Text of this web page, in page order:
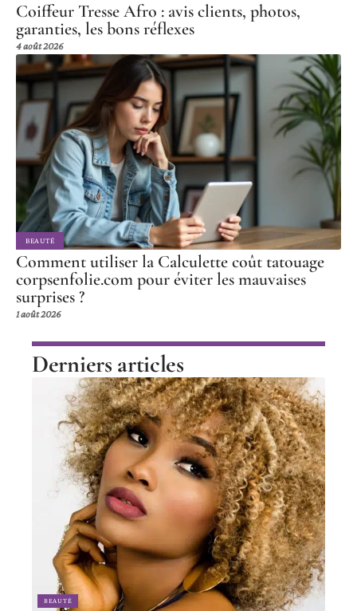
Coiffeur Tresse Afro : avis clients, photos,
garanties, les bons réflexes
4 août 2026
BEAUTÉ
Comment utiliser la Calculette coût tatouage
corpsenfolie.com pour éviter les mauvaises
surprises ?
1 août 2026
Derniers articles
BEAUTÉ